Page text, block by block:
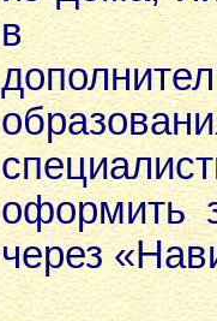
в
оформить
через